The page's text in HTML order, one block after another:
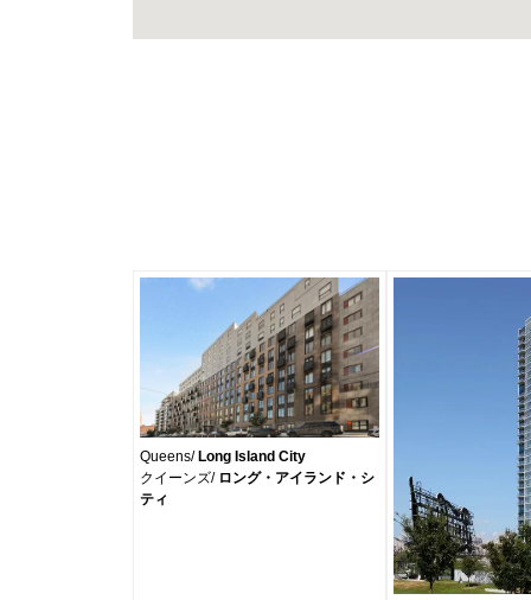
Queens/Long Island City
クイーンズ/ ロング・アイランド・シ
ティ